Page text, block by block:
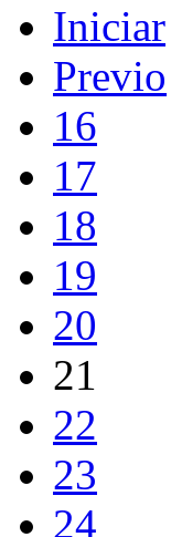
Iniciar
Previo
16
17
18
19
20
21
22
23
24